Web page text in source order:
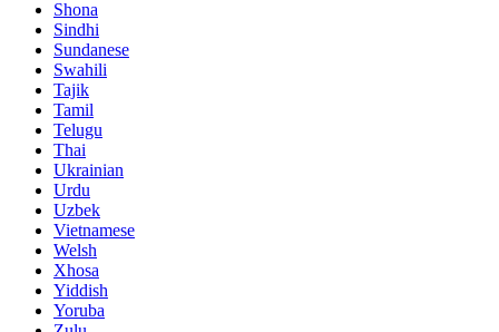
Shona
Sindhi
Sundanese
Swahili
Tajik
Tamil
Telugu
Thai
Ukrainian
Urdu
Uzbek
Vietnamese
Welsh
Xhosa
Yiddish
Yoruba